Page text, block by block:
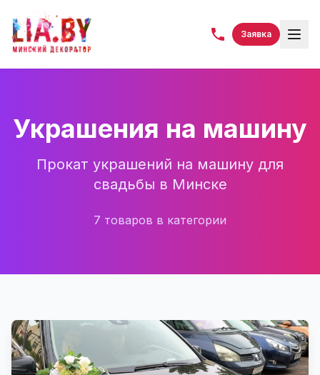
Заявка
Украшения на машину
Прокат украшений на машину для
свадьбы в Минске
7 товаров в категории